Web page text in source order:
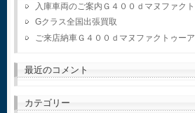
入庫車両のご案内Ｇ４００ｄマヌファク
Gクラス全国出張買取
ご来店納車Ｇ４００ｄマヌファクトゥー
最近のコメント
カテゴリー